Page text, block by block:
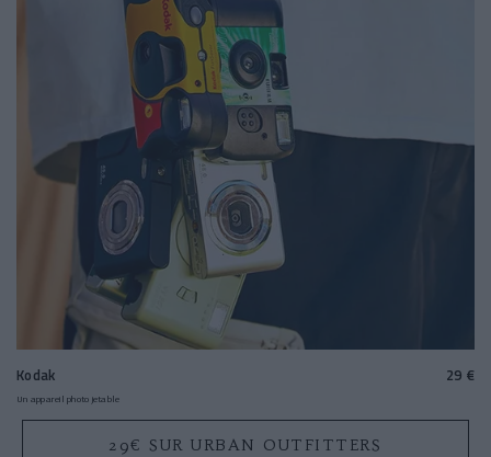
Kodak 29 €
Un appareil photo jetable
29€ SUR URBAN OUTFITTERS